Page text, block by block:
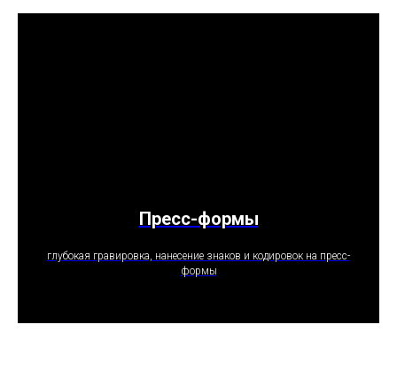
Пресс-формы
глубокая гравировка, нанесение знаков и кодировок на пресс-
формы
ПОЛУЧИТЬ ПРЕДЛОЖЕНИЕ